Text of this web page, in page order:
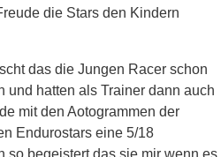
die Stars den Kindern
das die Jungen Racer schon
hatten als Trainer dann auch
mit den Aotogrammen der
Endurostars eine 5/18
so begeistert das sie mir wenn es